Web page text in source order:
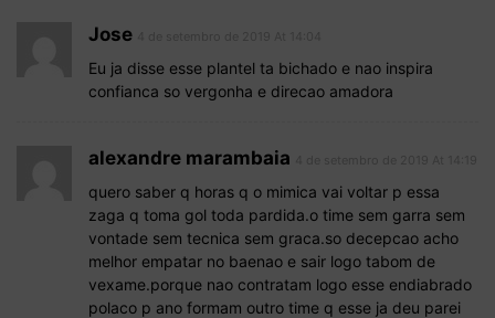
Jose
Eu ja disse esse plantel ta bichado e nao inspira
confianca so vergonha e direcao amadora
alexandre marambaia
quero saber q horas q o mimica vai voltar p essa
zaga q toma gol toda pardida.o time sem garra sem
vontade sem tecnica sem graca.so decepcao acho
melhor empatar no baenao e sair logo tabom de
vexame.porque nao contratam logo esse endiabrado
polaco p ano formam outro time q esse ja deu parei